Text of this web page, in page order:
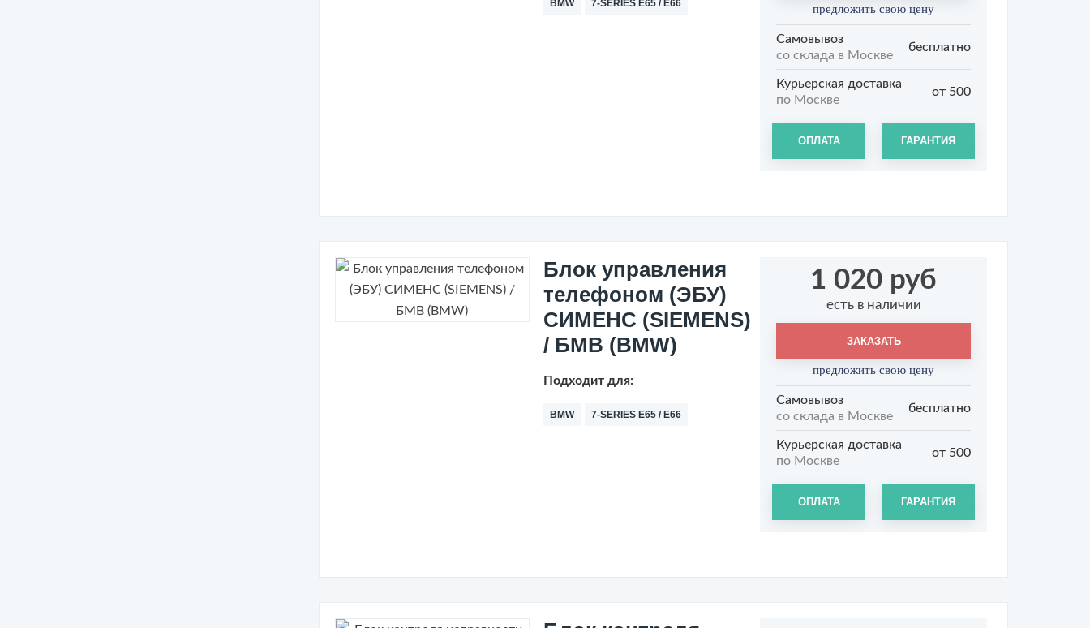
BMW 7-SERIES E65 / E66 предложить свою цену
Самовывоз
со склада в Москве
бесплатно
Курьерская доставка
по Москве
от 500
ОПЛАТА ГАРАНТИЯ
Блок управления
телефоном (ЭБУ)
СИМЕНС (SIEMENS)
/ БМВ (BMW)
Подходит для:
BMW 7-SERIES E65 / E66
1 020 руб
есть в наличии
ЗАКАЗАТЬ
предложить свою цену
Самовывоз
со склада в Москве
бесплатно
Курьерская доставка
по Москве
от 500
ОПЛАТА ГАРАНТИЯ